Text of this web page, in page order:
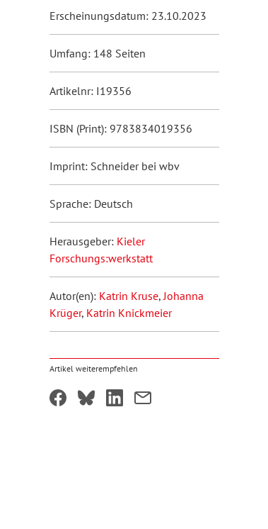
Erscheinungsdatum: 23.10.2023
Umfang: 148 Seiten
Artikelnr: I19356
ISBN (Print): 9783834019356
Imprint: Schneider bei wbv
Sprache: Deutsch
Herausgeber: Kieler
Forschungs:werkstatt
Autor(en): Katrin Kruse,Johanna
Krüger, Katrin Knickmeier
Artikel weiterempfehlen